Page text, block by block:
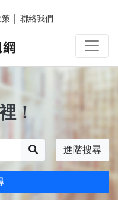
策 聯絡我們
！
進階搜尋